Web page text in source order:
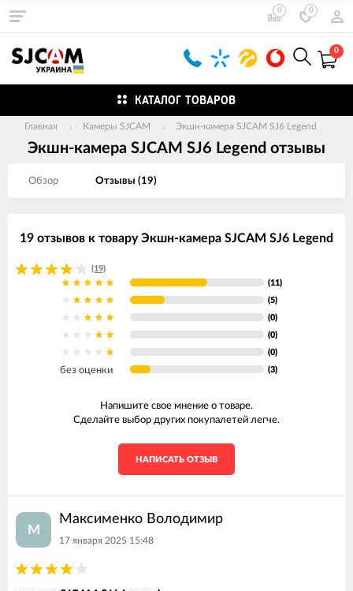
0 0
0
КАТАЛОГ ТОВАРОВ
Главная Камеры SJCAM Экшн-камера SJCAM SJ6 Legend
Экшн-камера SJCAM SJ6 Legend отзывы
Обзор Отзывы (19)
19 отзывов к товару Экшн-камера SJCAM SJ6 Legend
(19)
(11)
(5)
(0)
(0)
(0)
без оценки (3)
Напишите свое мнение о товаре.
Сделайте выбор других покупалетей легче.
НАПИСАТЬ ОТЗЫВ
M
Mаксименко Володимир
17 января 2025 15:48